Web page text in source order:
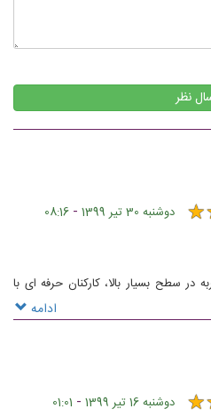
نظر
★
★ دوشنبه 30 تیر 1399 -
08:16
در سطح بسیار بالا، کارکنان حرفه ای با
مشتری مداری، کیفیت خدمات و ...
ادامه
★
★ دوشنبه 16 تیر 1399 -
01:01